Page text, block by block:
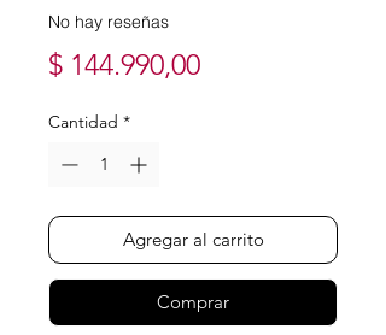
No hay reseñas
$ 144.990,00Precio
Cantidad *
Agregar al carrito
Comprar